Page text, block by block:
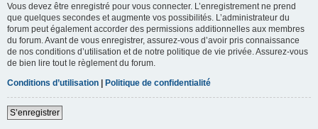
Vous devez être enregistré pour vous connecter. L’enregistrement ne prend
que quelques secondes et augmente vos possibilités. L’administrateur du
forum peut également accorder des permissions additionnelles aux membres
du forum. Avant de vous enregistrer, assurez-vous d’avoir pris connaissance
de nos conditions d’utilisation et de notre politique de vie privée. Assurez-vous
de bien lire tout le règlement du forum.
Conditions d’utilisation | Politique de confidentialité
S’enregistrer